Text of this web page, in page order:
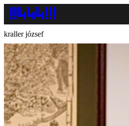
kraller józsef